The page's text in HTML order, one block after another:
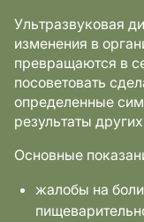
Ультразвуковая
изменения в
превращаются в
посоветовать
определенные
результаты
Основные
жалобы на